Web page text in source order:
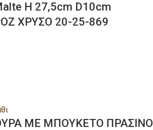
H 27,5cm D10cm
ΧΡΥΣΟ 20-25-869
ΜΕ ΜΠΟΥΚΕΤΟ ΠΡΑΣΙΝΟ